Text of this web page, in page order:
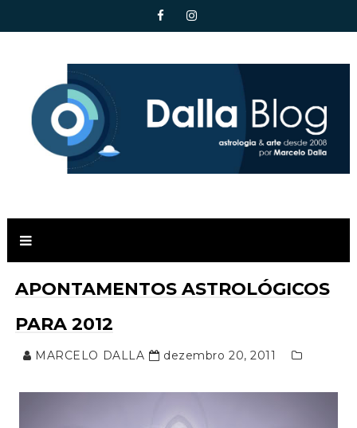
APONTAMENTOS ASTROLÓGICOS
PARA 2012
MARCELO DALLA dezembro 20, 2011